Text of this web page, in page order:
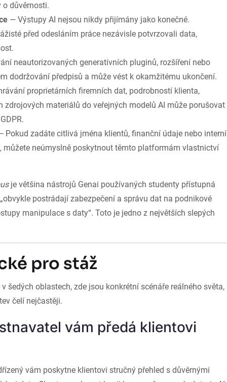
o důvěrnosti.
— Výstupy AI nejsou nikdy přijímány jako konečné.
před odesláním práce nezávisle potvrzovali data,
neautorizovaných generativních pluginů, rozšíření nebo
dodržování předpisů a může vést k okamžitému ukončení.
proprietárních firemních dat, podrobností klienta,
zdrojových materiálů do veřejných modelů AI může porušovat
Pokud zadáte citlivá jména klientů, finanční údaje nebo interní
můžete neúmyslně poskytnout těmto platformám vlastnictví
je většina nástrojů Genai používaných studenty přístupná
postrádají zabezpečení a správu dat na podnikové
manipulace s daty“. Toto je jedno z největších slepých
pro stáž
šedých oblastech, zde jsou konkrétní scénáře reálného světa,
čelí nejčastěji.
vám předá klientovi
vám poskytne klientovi stručný přehled s důvěrnými